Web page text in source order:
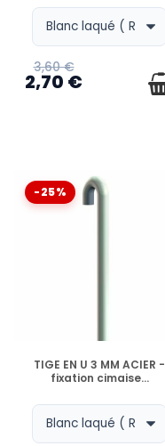
3,60 €
2,70 €
-25%
EN STOCK
TIGE EN U 3 MM ACIER -
fixation cimaise...